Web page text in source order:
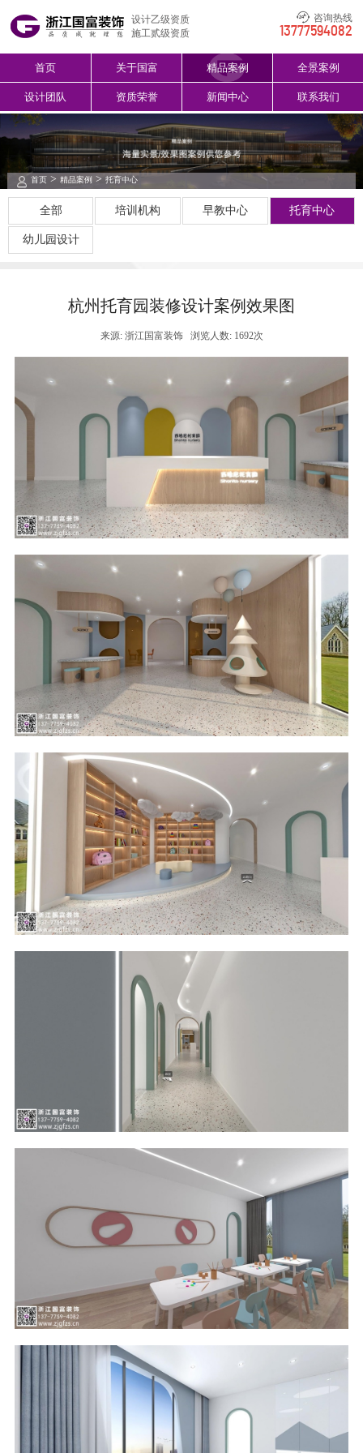
设计乙级资质
施工贰级资质
咨询热线
13777594082
首页 关于国富 精品案例 全景案例
设计团队 资质荣誉 新闻中心 联系我们
首页> 精品案例>托育中心
全部 培训机构 早教中心 托育中心
幼儿园设计
杭州托育园装修设计案例效果图
来源: 浙江国富装饰 浏览人数: 1692次